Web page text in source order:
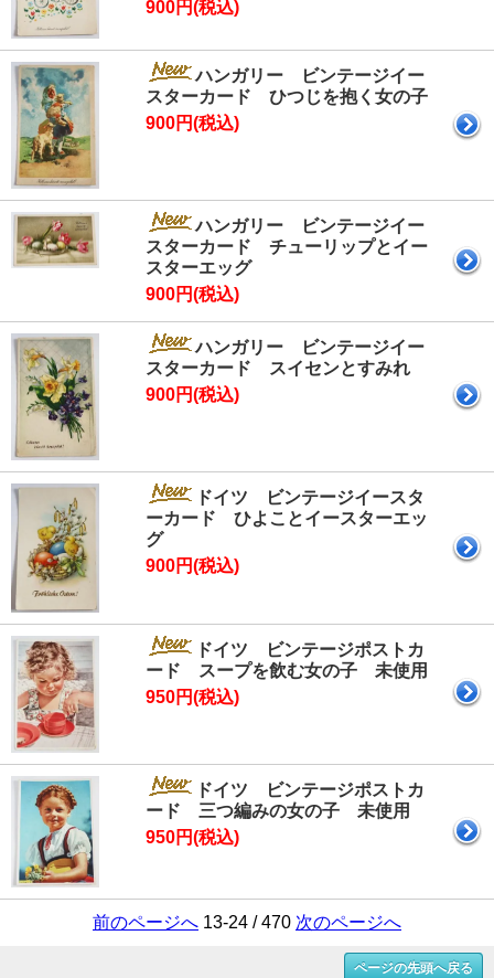
900円(税込)
ハンガリー ビンテージイー
スターカード ひつじを抱く女の子
900円(税込)
ハンガリー ビンテージイー
スターカード チューリップとイー
スターエッグ
900円(税込)
ハンガリー ビンテージイー
スターカード スイセンとすみれ
900円(税込)
ドイツ ビンテージイースタ
ーカード ひよことイースターエッ
グ
900円(税込)
ドイツ ビンテージポストカ
ード スープを飲む女の子 未使用
950円(税込)
ドイツ ビンテージポストカ
ード 三つ編みの女の子 未使用
950円(税込)
前のページへ 13-24 / 470 次のページへ
ページの先頭へ戻る